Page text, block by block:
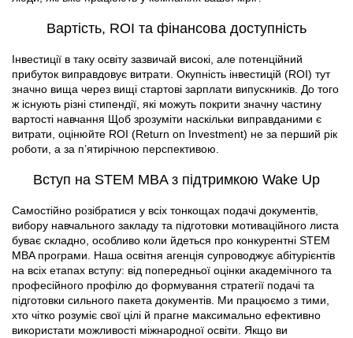
Вартість, ROI та фінансова доступність
Інвестиції в таку освіту зазвичай високі, але потенційний
прибуток виправдовує витрати. Окупність інвестицій (ROI) тут
значно вища через вищі стартові зарплати випускників. До того
ж існують різні стипендії, які можуть покрити значну частину
вартості навчання Щоб зрозуміти наскільки виправданими є
витрати, оцінюйте ROI (Return on Investment) не за перший рік
роботи, а за п’ятирічною перспективою.
Вступ на STEM MBA з підтримкою Wake Up
Самостійно розібратися у всіх тонкощах подачі документів,
вибору навчального закладу та підготовки мотиваційного листа
буває складно, особливо коли йдеться про конкурентні STEM
MBA програми. Наша освітня агенція супроводжує абітурієнтів
на всіх етапах вступу: від попередньої оцінки академічного та
професійного профілю до формування стратегії подачі та
підготовки сильного пакета документів. Ми працюємо з тими,
хто чітко розуміє свої цілі й прагне максимально ефективно
використати можливості міжнародної освіти. Якщо ви